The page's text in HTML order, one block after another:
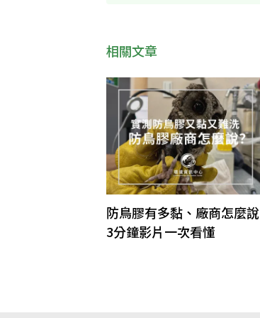
相關文章
防鳥膠有多黏、廠商怎麼說
3分鐘影片一次看懂